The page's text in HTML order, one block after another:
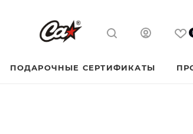
ПОДАРОЧНЫЕ СЕРТИФИКАТЫ